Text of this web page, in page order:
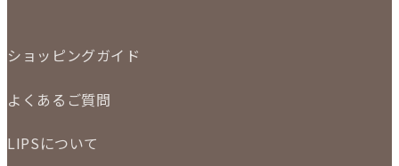
LINE査定
買取実績
ショッピングガイド
商品について
お支払いについて
よくあるご質問
商品について
LIPSについて